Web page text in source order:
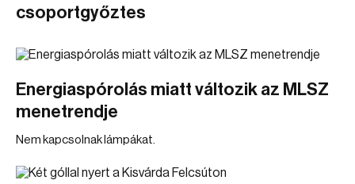
csoportgyőztes
Energiaspórolás miatt változik az MLSZ
menetrendje
Nem kapcsolnak lámpákat.